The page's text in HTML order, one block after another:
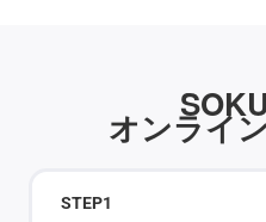
オンライ
STEP1